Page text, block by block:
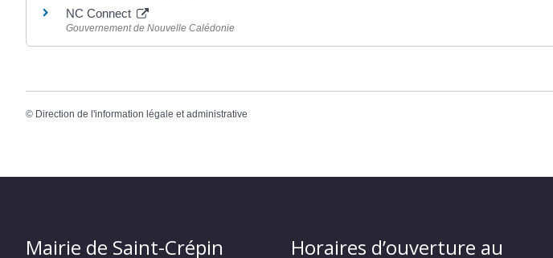
NC Connect
Gouvernement de Nouvelle Calédonie
© Direction de l'information légale et administrative
Mairie de Saint-Crépin
Horaires d’ouverture au